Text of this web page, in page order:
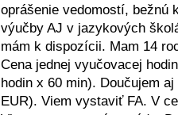
oprášenie vedomostí, bežnú
výučby AJ v jazykových
mám k dispozícii. Mam 14
Cena jednej vyučovacej
hodin x 60 min). Doučujem
EUR). Viem vystaviť FA. V